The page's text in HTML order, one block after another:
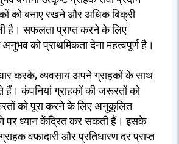
को बनाए रखने और अधिक बिक्री
है। सफलता प्राप्त करने के लिए
को प्राथमिकता देना महत्वपूर्ण है।
करके, व्यवसाय अपने ग्राहकों के साथ
कंपनियां ग्राहकों की जरूरतों को
को पूरा करने के लिए अनुकूलित
पर ध्यान केंद्रित कर सकती हैं। इसके
वफादारी और प्रतिधारण दर प्राप्त